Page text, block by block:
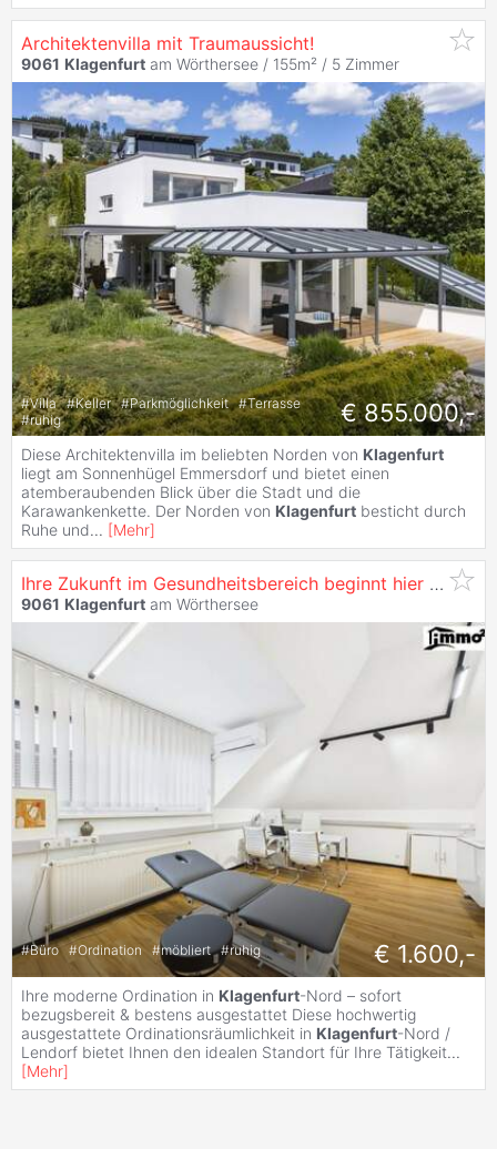
Architektenvilla mit Traumaussicht!
9061 Klagenfurt am Wörthersee / 155m² / 5 Zimmer
#Villa #Keller #Parkmöglichkeit #Terrasse
#ruhig € 855.000,-
Diese Architektenvilla im beliebten Norden von Klagenfurt
liegt am Sonnenhügel Emmersdorf und bietet einen
atemberaubenden Blick über die Stadt und die
Karawankenkette. Der Norden von Klagenfurt besticht durch
Ruhe und... [Mehr]
Ihre Zukunft im Gesundheitsbereich beginnt hier – moderne Praxis mit Rundum-Komfort
9061 Klagenfurt am Wörthersee
#Büro #Ordination #möbliert #ruhig € 1.600,-
Ihre moderne Ordination in Klagenfurt-Nord – sofort
bezugsbereit & bestens ausgestattet Diese hochwertig
ausgestattete Ordinationsräumlichkeit in Klagenfurt-Nord /
Lendorf bietet Ihnen den idealen Standort für Ihre Tätigkeit...
[Mehr]